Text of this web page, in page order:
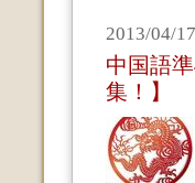
2013/04/
中国語
集！】